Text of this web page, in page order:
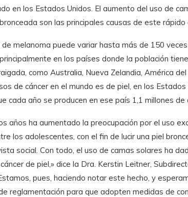
en los Estados Unidos. El aumento del uso de
son las principales causas de este
de melanoma puede variar hasta más de 150
en los países donde la población
como Australia, Nueva Zelandia, América
de cáncer en el mundo es de piel, en los
cada año se producen en ese país 1,1 millones de
años ha aumentado la preocupación por el uso
los adolescentes, con el fin de lucir una piel
social. Con todo, el uso de camas solares ha
de piel,» dice la Dra. Kerstin Leitner,
pues, haciendo notar este hecho, y
reglamentación para que adopten medidas de